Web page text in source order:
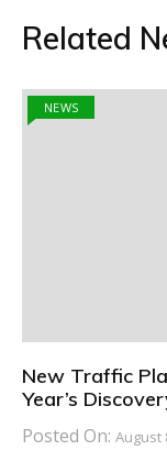
Related
NEWS
New Traffic
Year’s
Posted On: August